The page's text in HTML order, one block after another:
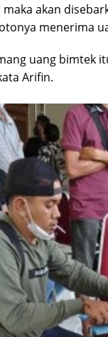
akan
menerima
uang bimtek
Arifin.